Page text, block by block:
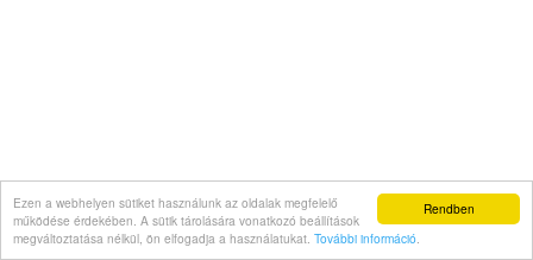
Rendben
Ezen a webhelyen sütiket használunk az oldalak megfelelő
működése érdekében. A sütik tárolására vonatkozó beállítások
megváltoztatása nélkül, ön elfogadja a használatukat. További információ.